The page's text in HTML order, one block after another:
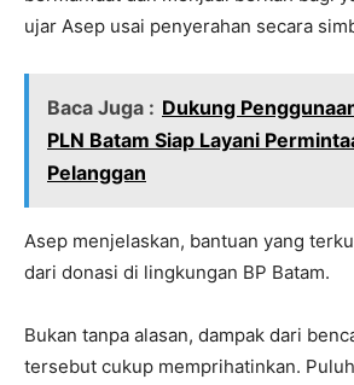
ujar Asep usai penyerahan secara
Baca Juga : Dukung
PLN Batam Siap Layani
Pelanggan
Asep menjelaskan, bantuan yang
dari donasi di lingkungan BP Batam.
Bukan tanpa alasan, dampak dari
tersebut cukup memprihatinkan.